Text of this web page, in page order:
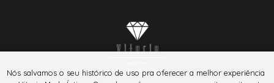
® TODOS DIREITOS RESERVADOS
Nós salvamos o seu histórico de uso pra oferecer a melhor experiência